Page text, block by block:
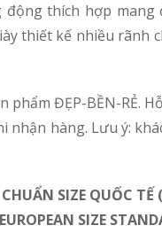
thích hợp
thiết kế nhiều
phẩm ĐẸP-BỀN-RẺ.
hàng. Lưu ý:
SIZE QUỐC
SIZE